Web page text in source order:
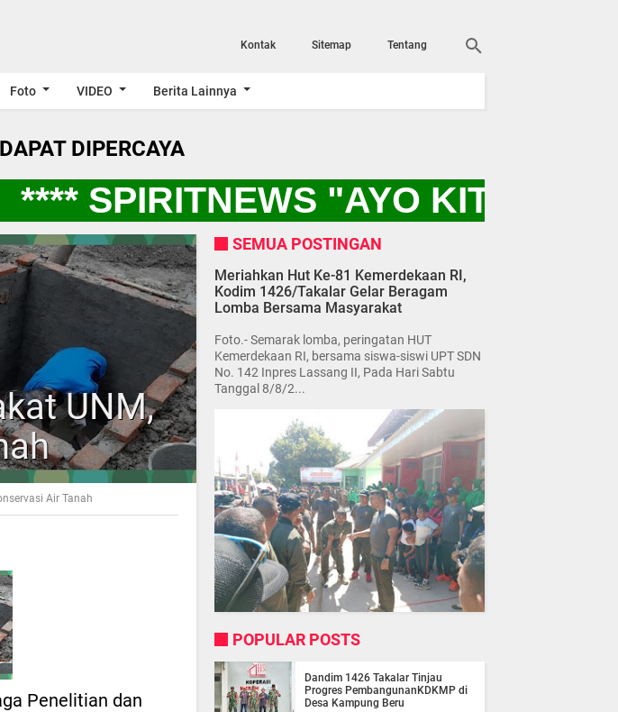
Kontak Sitemap Tentang
Foto VIDEO Berita Lainnya
DIPERCAYA
SPIRITNEWS "AYO KITA
UNM,
Air Tanah
Penelitian dan
SEMUA POSTINGAN
Meriahkan Hut Ke-81 Kemerdekaan RI,
Kodim 1426/Takalar Gelar Beragam
Lomba Bersama Masyarakat
Foto.- Semarak lomba, peringatan HUT
Kemerdekaan RI, bersama siswa-siswi UPT SDN
No. 142 Inpres Lassang II, Pada Hari Sabtu
Tanggal 8/8/2...
POPULAR POSTS
Dandim 1426 Takalar Tinjau
Progres PembangunanKDKMP di
Desa Kampung Beru